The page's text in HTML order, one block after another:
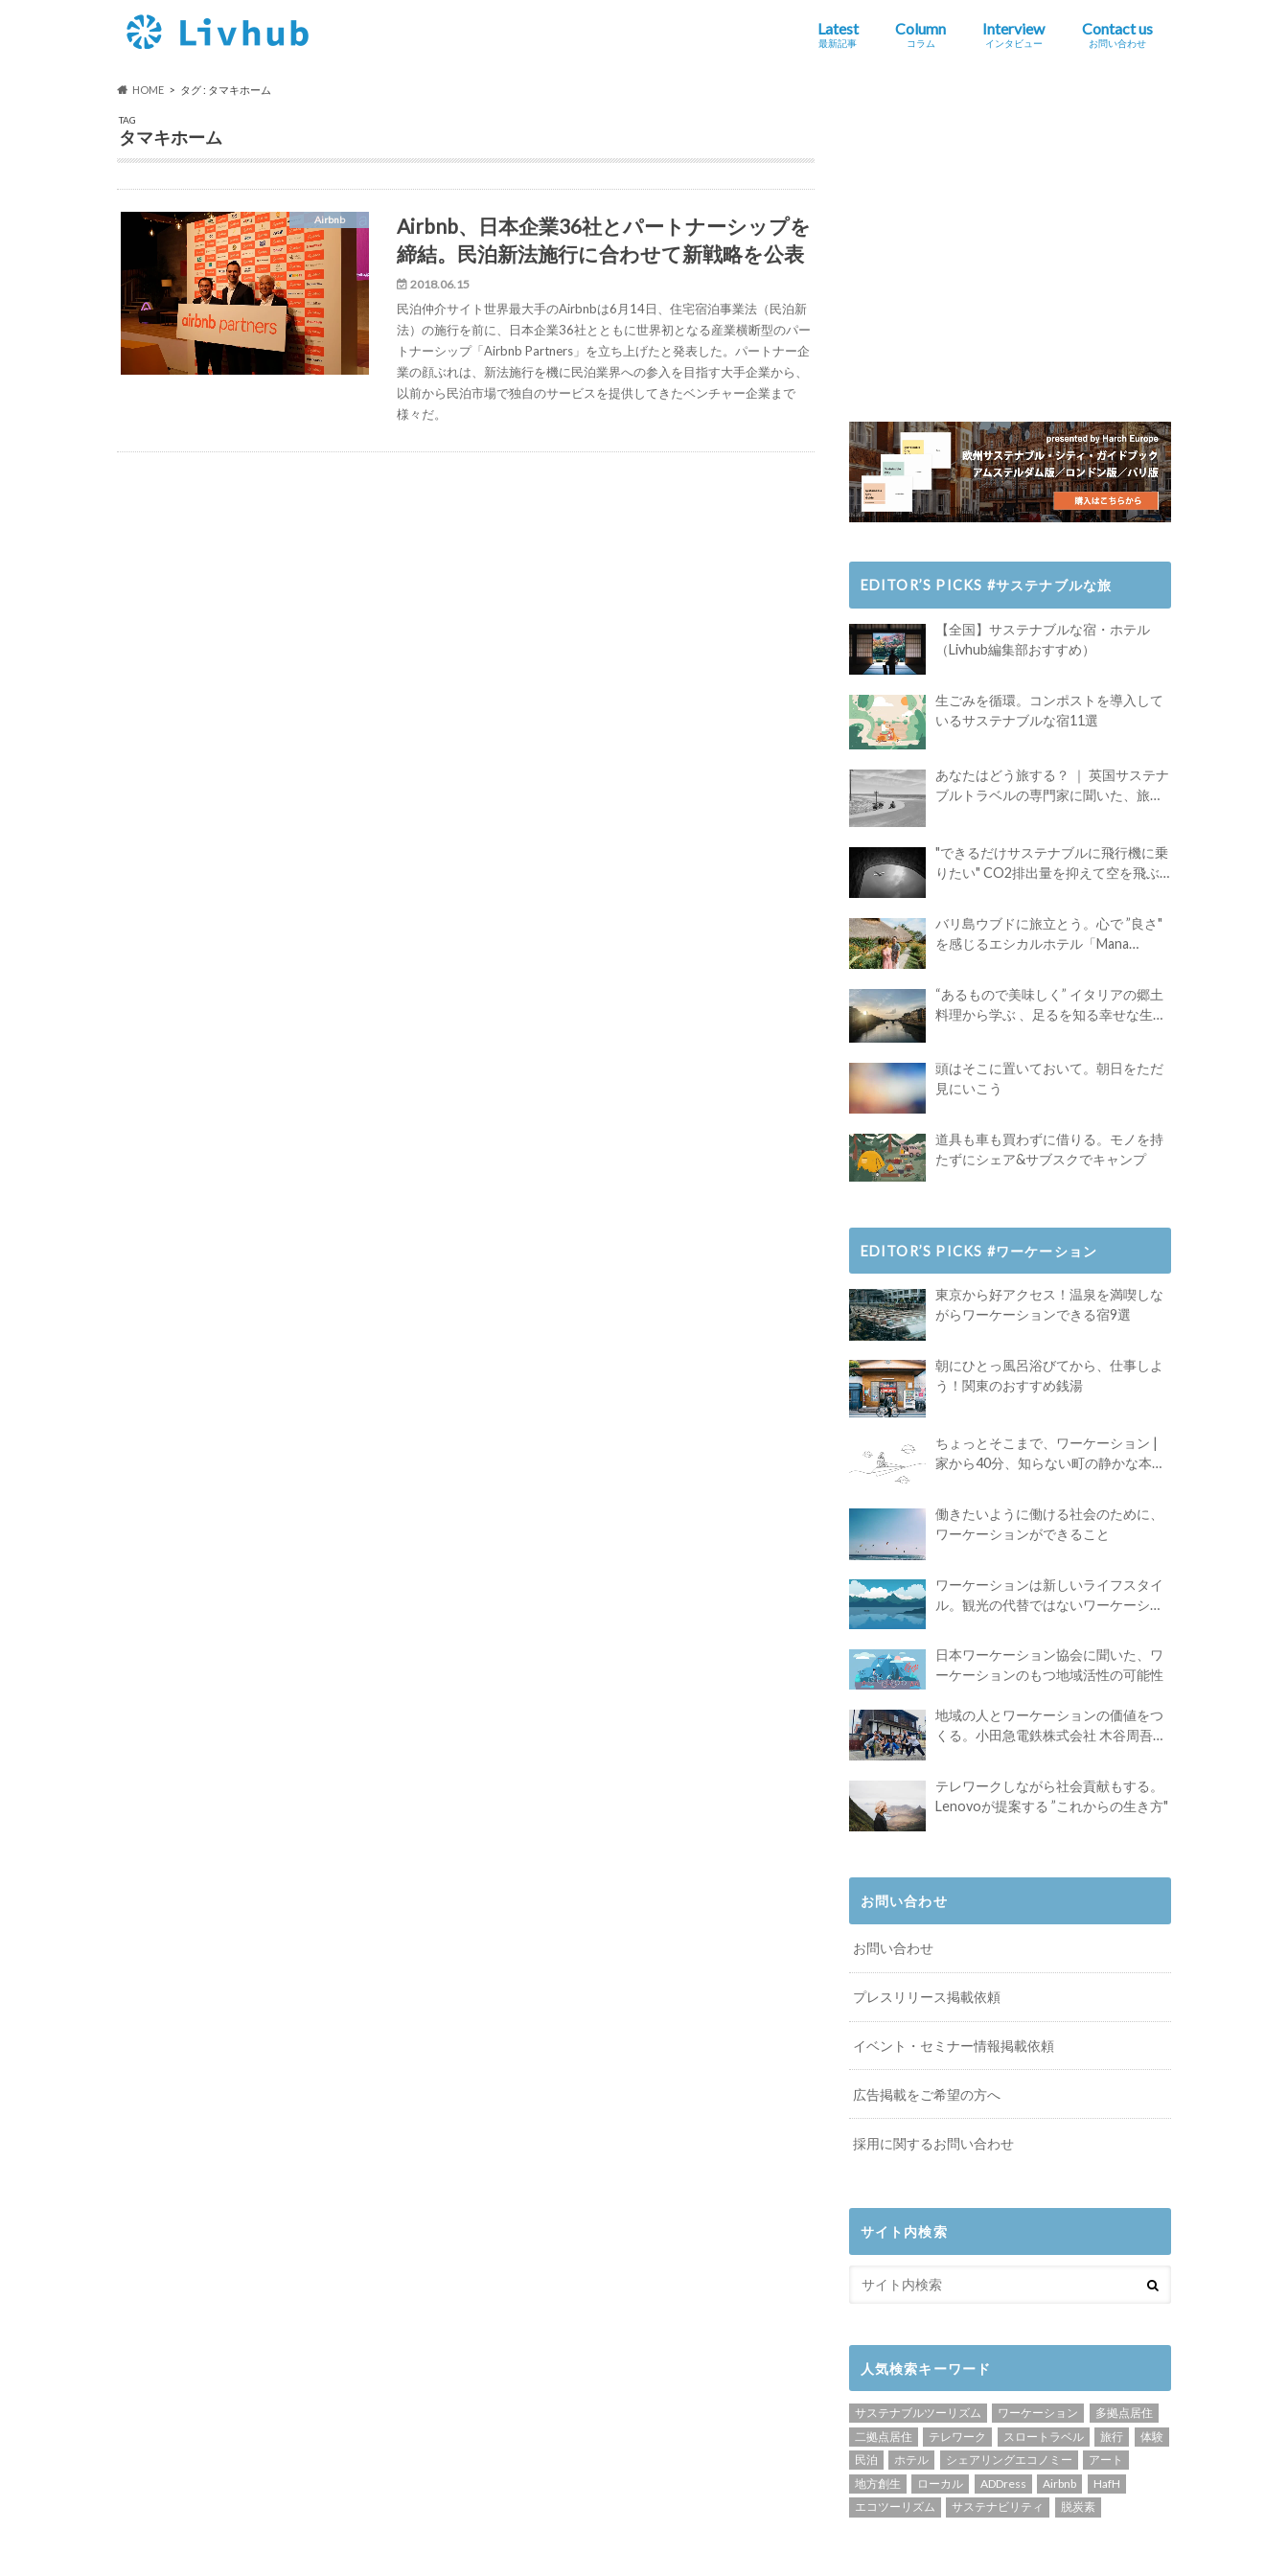
Latest
最新記事
Column
コラム
Interview
インタビュー
Contact us
お問い合わせ
HOME タグ : タマキホーム
TAG
タマキホーム
Airbnb
Airbnb、日本企業36社とパートナーシップを
締結。民泊新法施行に合わせて新戦略を公表
2018.06.15
民泊仲介サイト世界最大手のAirbnbは6月14日、住宅宿泊事業法（民泊新
法）の施行を前に、日本企業36社とともに世界初となる産業横断型のパー
トナーシップ「Airbnb Partners」を立ち上げたと発表した。パートナー企
業の顔ぶれは、新法施行を機に民泊業界への参入を目指す大手企業から、
以前から民泊市場で独自のサービスを提供してきたベンチャー企業まで
様々だ。
EDITOR’S PICKS #サステナブルな旅
【全国】サステナブルな宿・ホテル
（Livhub編集部おすすめ）
生ごみを循環。コンポストを導入して
いるサステナブルな宿11選
あなたはどう旅する？ ｜ 英国サステナ
ブルトラベルの専門家に聞いた、旅の
"できるだけサステナブルに飛行機に乗
りたい" CO2排出量を抑えて空を飛ぶ
バリ島ウブドに旅立とう。心で ”良さ"
を感じるエシカルホテル「Mana
“あるもので美味しく” イタリアの郷土
料理から学ぶ 、足るを知る幸せな生き
頭はそこに置いておいて。朝日をただ
見にいこう
道具も車も買わずに借りる。モノを持
たずにシェア&サブスクでキャンプ
EDITOR’S PICKS #ワーケーション
東京から好アクセス！温泉を満喫しな
がらワーケーションできる宿9選
朝にひとっ風呂浴びてから、仕事しよ
う！関東のおすすめ銭湯
ちょっとそこまで、ワーケーション |
家から40分、知らない町の静かな本屋
働きたいように働ける社会のために、
ワーケーションができること
ワーケーションは新しいライフスタイ
ル。観光の代替ではないワーケーショ
日本ワーケーション協会に聞いた、ワ
ーケーションのもつ地域活性の可能性
地域の人とワーケーションの価値をつ
くる。小田急電鉄株式会社 木谷周吾さ
テレワークしながら社会貢献もする。
Lenovoが提案する ”これからの生き方"
お問い合わせ
お問い合わせ
プレスリリース掲載依頼
イベント・セミナー情報掲載依頼
広告掲載をご希望の方へ
採用に関するお問い合わせ
サイト内検索
人気検索キーワード
サステナブルツーリズム ワーケーション
多拠点居住
二拠点居住
テレワーク スロートラベル 旅行
体験
民泊
ホテル シェアリングエコノミー
アート
地方創生
ローカル ADDress Airbnb
HafH
エコツーリズム
サステナビリティ 脱炭素